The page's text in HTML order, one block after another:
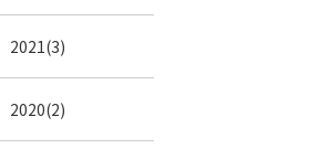
2021(3)
2020(2)